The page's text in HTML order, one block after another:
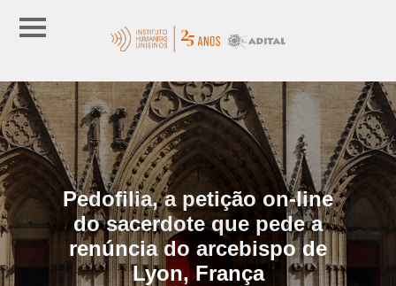
Pedofilia, a petição on-line
do sacerdote que pede a
renúncia do arcebispo de
Lyon, França